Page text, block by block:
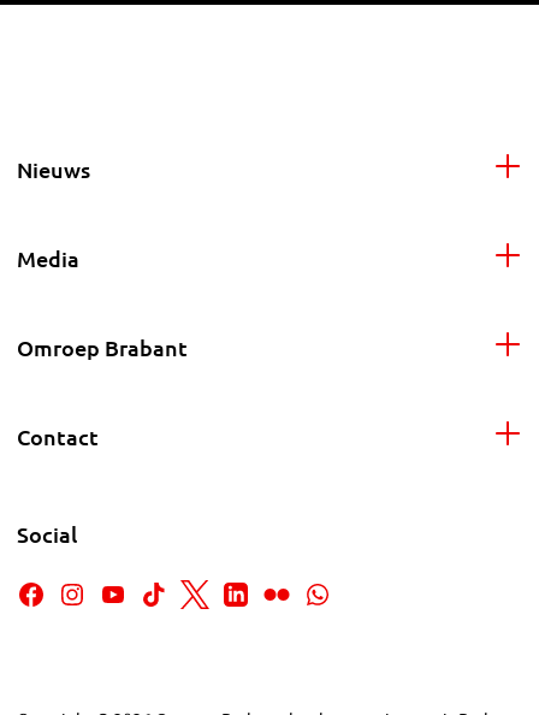
Nieuws
Media
Omroep Brabant
Contact
Social